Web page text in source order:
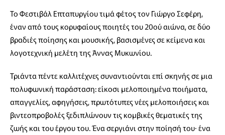
Το Φεστιβάλ Επταπυργίου τιμά φέτος τον Γιώργο Σεφέρη,
έναν από τους κορυφαίους ποιητές του 20ού αιώνα, σε δύο
βραδιές ποίησης και μουσικής, βασισμένες σε κείμενα και
λογοτεχνική μελέτη της Άννας Μυκωνίου.
Τριάντα πέντε καλλιτέχνες συναντιούνται επί σκηνής σε μια
πολυφωνική παράσταση: είκοσι μελοποιημένα ποιήματα,
απαγγελίες, αφηγήσεις, πρωτότυπες νέες μελοποιήσεις και
βιντεοπροβολές ξεδιπλώνουν τις κομβικές θεματικές της
ζωής και του έργου του. Ένα σεργιάνι στην ποίησή του∙ ένα